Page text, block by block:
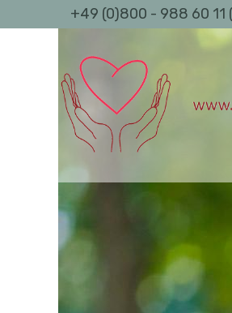
+49 (0)800 - 988 60